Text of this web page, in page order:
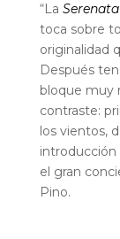
“La Serenata
toca sobre
originalidad
Después
bloque muy
contraste:
los vientos,
el gran
Pino.